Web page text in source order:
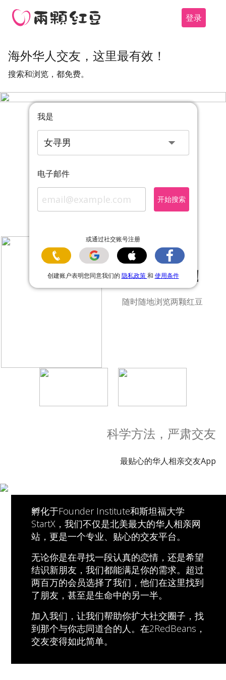
登录
海外华人交友，这里最有效！
搜索和浏览，都免费。
我是
电子邮件
开始搜索
或通过社交账号注册
创建账户表明您同意我们的 隐私政策和 使用条件
下载 App！
随时随地浏览两颗红豆
科学方法，严肃交友
最贴心的华人相亲交友App
孵化于Founder Institute和斯坦福大学
StartX，我们不仅是北美最大的华人相亲网
站，更是一个专业、贴心的交友平台。
无论你是在寻找一段认真的恋情，还是希望
结识新朋友，我们都能满足你的需求。超过
两百万的会员选择了我们，他们在这里找到
了朋友，甚至是生命中的另一半。
加入我们，让我们帮助你扩大社交圈子，找
到那个与你志同道合的人。在2RedBeans，
交友变得如此简单。